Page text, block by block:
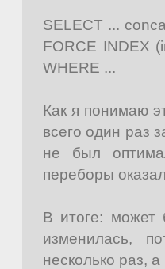
SELECT ...
FORCE INDEX
WHERE ...
Как я понимаю
всего один раз
не был
переборы
В итоге: может
изменилась,
несколько раз,